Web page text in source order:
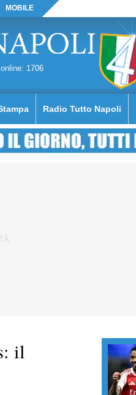
MOBILE
online: 1706
Radio Tutto Napoli
il